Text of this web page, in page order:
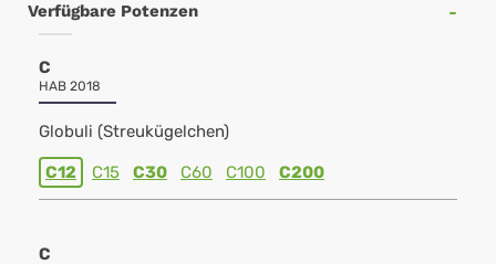
Verfügbare Potenzen
C
HAB 2018
Globuli (Streukügelchen)
C12 C15 C30 C60 C100 C200
C